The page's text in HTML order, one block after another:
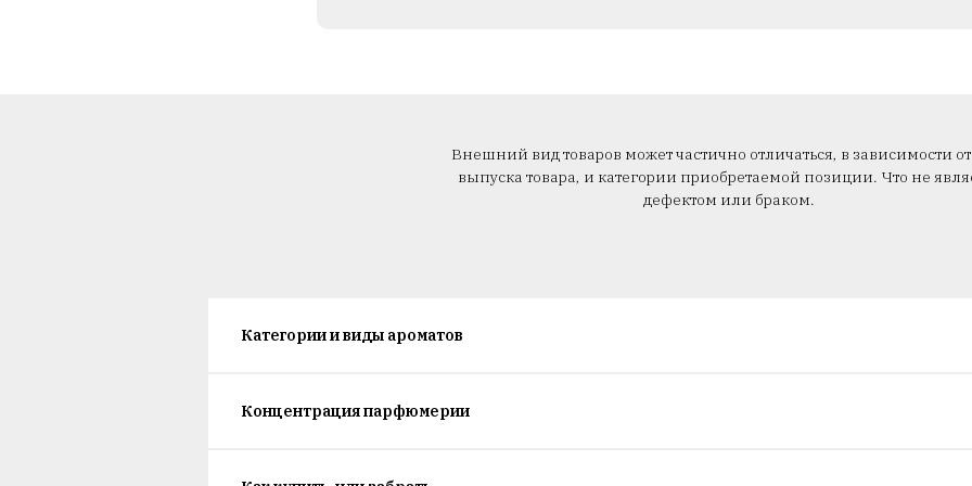
Внешний вид товаров может частично отличаться, в зависимости от
выпуска товара, и категории приобретаемой позиции. Что не
дефектом или браком.
Категории и виды ароматов
Концентрация парфюмерии